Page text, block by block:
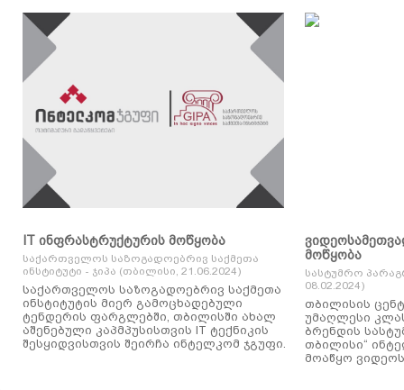
IT ინფრასტრუქტურის მოწყობა
საქართველოს საზოგადოებრივ საქმეთა
ინსტიტუტი - ჯიპა (თბილისი, 21.06.2024)
საქართველოს საზოგადოებრივ საქმეთა
ინსტიტუტის მიერ გამოცხადებული
ტენდერის ფარგლებში, თბილისში ახალ
აშენებული კაპმპუსისთვის IT ტექნიკის
შესყიდვისთვის შეირჩა ინტელკომ ჯგუფი.
მოწყობა
სასტუმრო
08.02.2024)
თბილისის
უმაღლესი
ბრენდის
თბილისი“
მოაწყო